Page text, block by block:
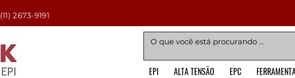
(11) 2673-9191
EPI ALTA TENSÃO EPC